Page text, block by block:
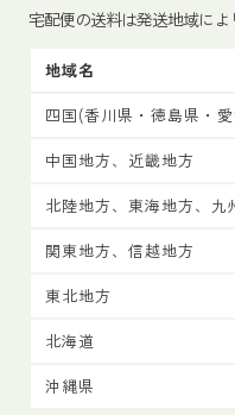
宅配便の送料は発送地域によ
地域名
四国(香川県・徳島県・
中国地方、近畿地方
北陸地方、東海地方、九
関東地方、信越地方
東北地方
北海道
沖縄県